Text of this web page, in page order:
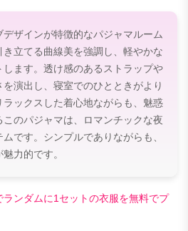
ザインが特徴的なパジャマルーム
立てる曲線美を強調し、軽やかな
ます。透け感のあるストラップや
演出し、寝室でのひとときがより
ックスした着心地ながらも、魅惑
のパジャマは、ロマンチックな夜
です。シンプルでありながらも、
力的です。
ンダムに1セットの衣服を無料でプ